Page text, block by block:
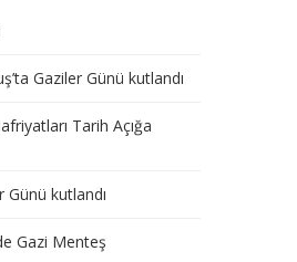
Gaziler Günü kutlandı
Tarih Açığa
Günü kutlandı
Gazi Menteş